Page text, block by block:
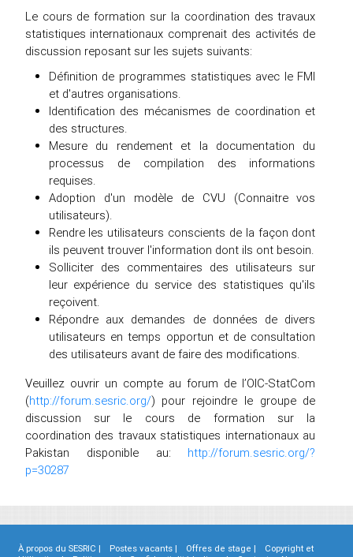
Le cours de formation sur la coordination des travaux
statistiques internationaux comprenait des activités de
discussion reposant sur les sujets suivants:
Définition de programmes statistiques avec le FMI
et d'autres organisations.
Identification des mécanismes de coordination et
des structures.
Mesure du rendement et la documentation du
processus de compilation des informations
requises.
Adoption d'un modèle de CVU (Connaitre vos
utilisateurs).
Rendre les utilisateurs conscients de la façon dont
ils peuvent trouver l'information dont ils ont besoin.
Solliciter des commentaires des utilisateurs sur
leur expérience du service des statistiques qu'ils
reçoivent.
Répondre aux demandes de données de divers
utilisateurs en temps opportun et de consultation
des utilisateurs avant de faire des modifications.
Veuillez ouvrir un compte au forum de l’OIC-StatCom
(http://forum.sesric.org/) pour rejoindre le groupe de
discussion sur le cours de formation sur la
coordination des travaux statistiques internationaux au
Pakistan disponible au: http://forum.sesric.org/?
p=30287
À propos du SESRIC | Postes vacants | Offres de stage |
Copyright et